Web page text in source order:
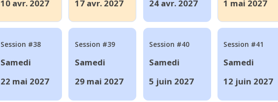
10 avr. 2027
17 avr. 2027
24 avr. 2027
1 mai 2027
Session #38
Samedi
22 mai 2027
Session #39
Samedi
29 mai 2027
Session #40
Samedi
5 juin 2027
Session #41
Samedi
12 juin 2027